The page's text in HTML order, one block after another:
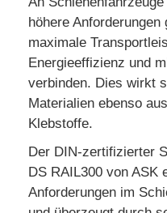
höhere
maximale
Energieeffizienz und
verbinden. Dies wirkt
Materialien ebenso
Klebstoffe.
Der DIN-zertifizierter
DS RAIL300 von ASK
Anforderungen im